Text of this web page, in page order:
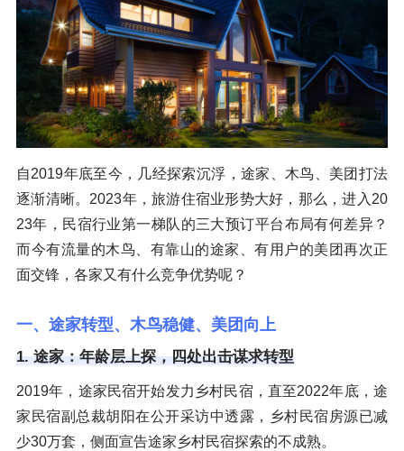
自2019年底至今，几经探索沉浮，途家、木鸟、美团打法
逐渐清晰。2023年，旅游住宿业形势大好，那么，进入20
23年，民宿行业第一梯队的三大预订平台布局有何差异？
而今有流量的木鸟、有靠山的途家、有用户的美团再次正
面交锋，各家又有什么竞争优势呢？
一、途家转型、木鸟稳健、美团向上
1. 途家：年龄层上探，四处出击谋求转型
2019年，途家民宿开始发力乡村民宿，直至2022年底，途
家民宿副总裁胡阳在公开采访中透露，乡村民宿房源已减
少30万套，侧面宣告途家乡村民宿探索的不成熟。